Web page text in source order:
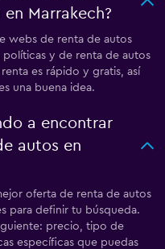
Marrakech?
webs de renta de autos
y de renta de autos
es rápido y gratis, así
una buena idea.
a encontrar
autos en
oferta de renta de autos
para definir tu búsqueda.
precio, tipo de
específicas que puedas